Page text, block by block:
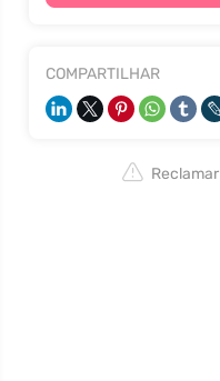
COMPARTILHAR
Reclamar